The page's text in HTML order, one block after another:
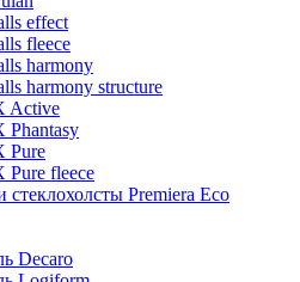
effect
fleece
harmony
harmony structure
Active
Phantasy
Pure
Pure fleece
Premiera Eco
Decaro